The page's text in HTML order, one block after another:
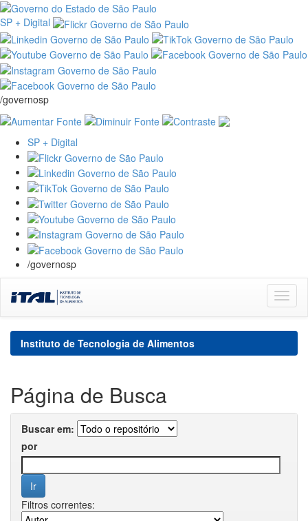
SP + Digital
/governosp
SP + Digital
/governosp
navigation
Instituto de Tecnologia de Alimentos
Página de Busca
Buscar em:
por
Filtros correntes: